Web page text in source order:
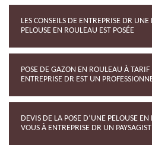
LES CONSEILS DE ENTREPRISE DR
PELOUSE EN ROULEAU EST POSÉE
POSE DE GAZON EN ROULEAU À TARIF
ENTREPRISE DR EST UN
DEVIS DE LA POSE D’UNE PELOUSE
VOUS À ENTREPRISE DR UN